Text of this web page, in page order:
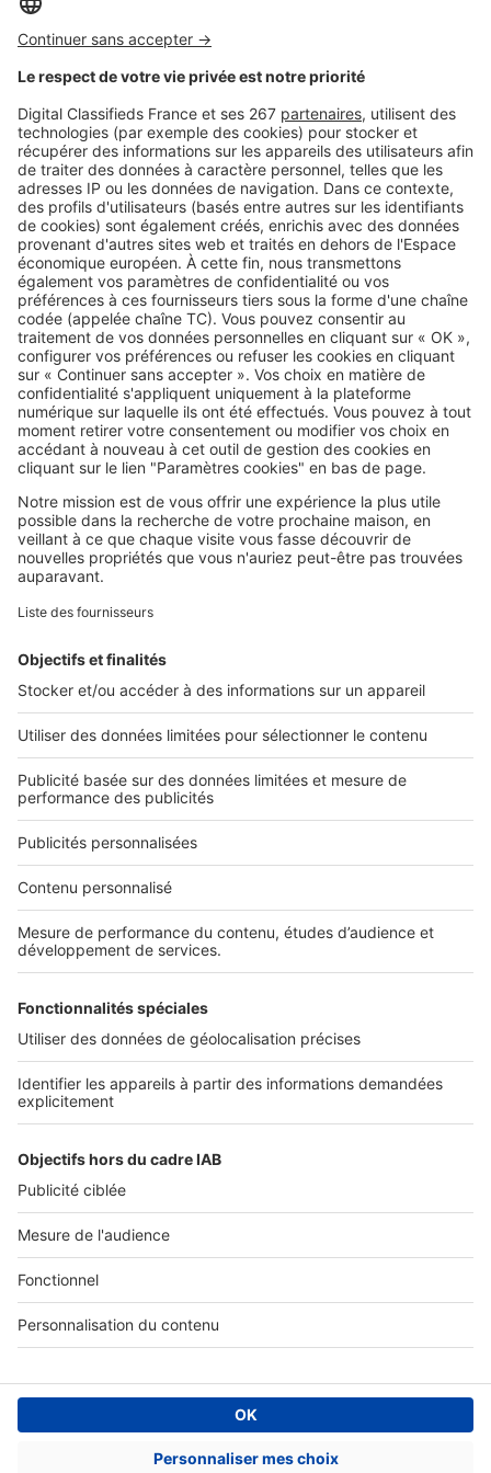
logistique ?
Image
Déménager
Déménagement écoresponsable :
comment limiter son impact
environnemental ?
Image
Villes
Spécial rentrée : dans quelles
villes passe-t-on le plus/moins de
temps dans les transports ?
SeLoger c'est aussi
Retrouvez-nous sur ...
L'ENTREPRISE
Nous contacter
Nous recrutons
NOS APPLICATIONS
Découvrez nos applications
Tous nos services pro
Accès client
À DÉCOUVRIR
Annuaire des professionnels
Tout l'immobilier
Toutes les villes
Tous les départements
Toutes les régions
SeLoger © 1992 - 2023
Annonces Immobilières
Paramétrer mes cookies
Conditions Générales d'Utilisation